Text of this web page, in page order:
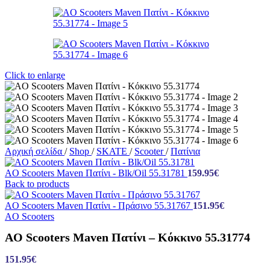
Click to enlarge
Αρχική σελίδα / Shop / SKATE / Scooter/ Πατίνια
AO Scooters Maven Πατίνι - Blk/Oil 55.31781 159.95€
Back to products
AO Scooters Maven Πατίνι - Πράσινο 55.31767 151.95€
AO Scooters
AO Scooters Maven Πατίνι – Κόκκινο 55.31774
151.95€